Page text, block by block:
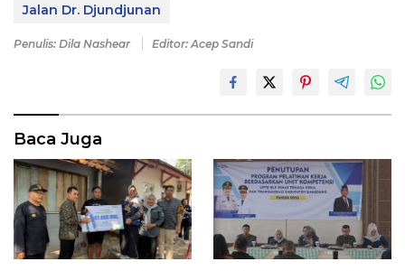
Jalan Dr. Djundjunan
Penulis: Dila Nashear Editor: Acep Sandi
Baca Juga